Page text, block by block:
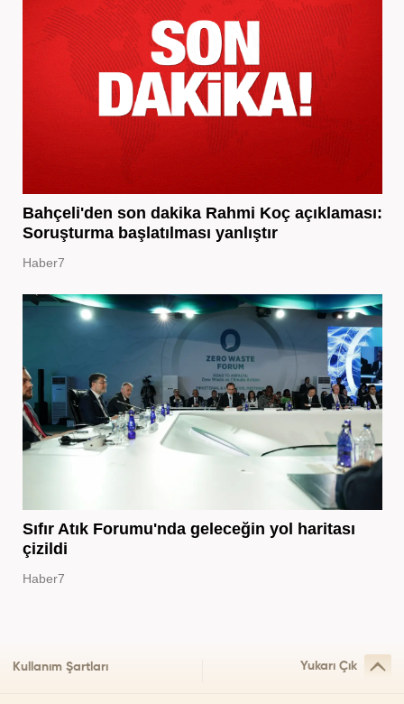
Bahçeli'den son dakika Rahmi Koç açıklaması:
Soruşturma başlatılması yanlıştır
Haber7
Sıfır Atık Forumu'nda geleceğin yol haritası
çizildi
Haber7
Kullanım Şartları Yukarı Çık